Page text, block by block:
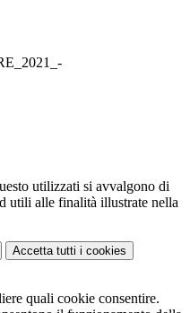
utilizzati si avvalgono di
utili alle finalità illustrate nella
Accetta tutti i cookies
quali cookie consentire.